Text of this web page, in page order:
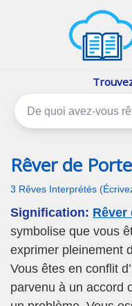
Les rêves, c'est plus
Rêver de
3 Rêves Interprétés
Signification: Rêver
symbolise que vous
exprimer pleinement
Vous êtes en conflit
parvenu à un accord